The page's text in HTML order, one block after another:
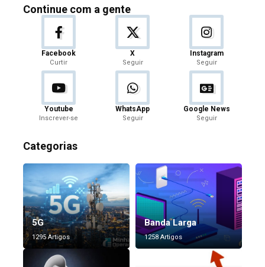
Continue com a gente
Facebook
Curtir
X
Seguir
Instagram
Seguir
Youtube
Inscrever-se
WhatsApp
Seguir
Google News
Seguir
Categorias
5G
1295 Artigos
Banda Larga
1258 Artigos